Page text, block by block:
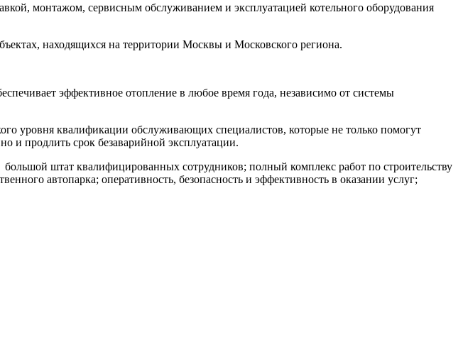
монтажом, сервисным обслуживанием и эксплуатацией котельного оборудования
находящихся на территории Москвы и Московского региона.
эффективное отопление в любое время года, независимо от системы
уровня квалификации обслуживающих специалистов, которые не только помогут
и продлить срок безаварийной эксплуатации.
штат квалифицированных сотрудников; полный комплекс работ по строительству
автопарка; оперативность, безопасность и эффективность в оказании услуг;